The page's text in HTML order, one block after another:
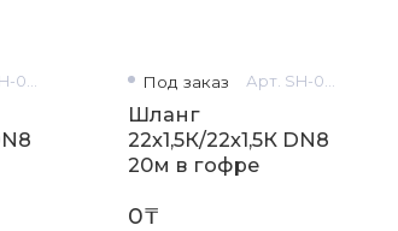
Под заказ
Шланг
22х1,5К/22х1,5К DN8
20м в гофре
0₸